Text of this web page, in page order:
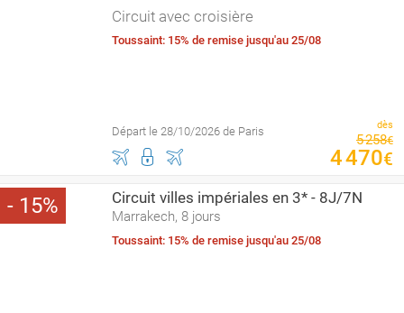
Circuit avec croisière
Toussaint: 15% de remise jusqu'au 25/08
Départ le 28/10/2026 de Paris dès
5258€
4470€
15 Circuit villes impériales en 3* - 8J/7N
Marrakech, 8 jours
Toussaint: 15% de remise jusqu'au 25/08